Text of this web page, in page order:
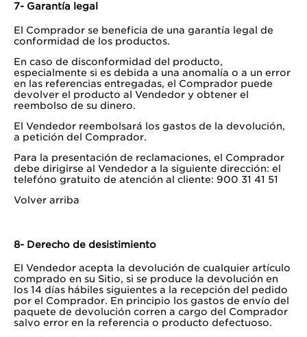
7- Garantía legal
El Comprador se beneficia de una garantía legal de
conformidad de los productos.
En caso de disconformidad del producto,
especialmente si es debida a una anomalía o a un error
en las referencias entregadas, el Comprador puede
devolver el producto al Vendedor y obtener el
reembolso de su dinero.
El Vendedor reembolsará los gastos de la devolución,
a petición del Comprador.
Para la presentación de reclamaciones, el Comprador
debe dirigirse al Vendedor a la siguiente dirección: el
telefóno gratuito de atención al cliente: 900 31 41 51
Volver arriba
8- Derecho de desistimiento
El Vendedor acepta la devolución de cualquier artículo
comprado en su Sitio, si se produce la devolución en
los 14 días hábiles siguientes a la recepción del pedido
por el Comprador. En principio los gastos de envío del
paquete de devolución corren a cargo del Comprador
salvo error en la referencia o producto defectuoso.